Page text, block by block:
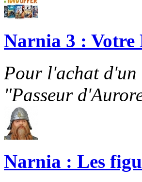
Narnia 3 :
Pour l'achat d'un
"Passeur
Narnia : Les